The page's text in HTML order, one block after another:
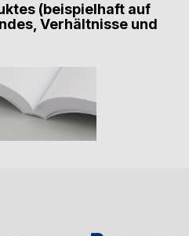
(beispielhaft auf
Verhältnisse und